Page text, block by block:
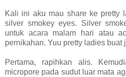
Kali ini aku mau share ke pretty
silver smokey eyes. Silver
untuk acara malam hari atau
pernikahan. Yuu pretty ladies buat
Pertama, rapihkan alis.
micropore pada sudut luar mata